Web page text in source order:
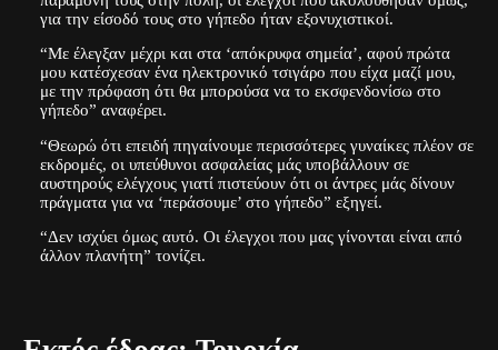
για την είσοδό τους στο γήπεδο ήταν εξονυχιστικοί.
“Με έλεγξαν μέχρι και στα ‘απόκρυφα σημεία’, αφού πρώτα
μου κατέσχεσαν ένα ηλεκτρονικό τσιγάρο που είχα μαζί μου,
με την πρόφαση ότι θα μπορούσα να το εκσφενδονίσω στο
γήπεδο” αναφέρει.
“Θεωρώ ότι επειδή πηγαίνουμε περισσότερες γυναίκες πλέον σε
εκδρομές, οι υπεύθυνοι ασφαλείας μάς υποβάλλουν σε
αυστηρούς ελέγχους γιατί πιστεύουν ότι οι άντρες μάς δίνουν
πράγματα για να ‘περάσουμε’ στο γήπεδο” εξηγεί.
“Δεν ισχύει όμως αυτό. Οι έλεγχοι που μας γίνονται είναι από
άλλον πλανήτη” τονίζει.